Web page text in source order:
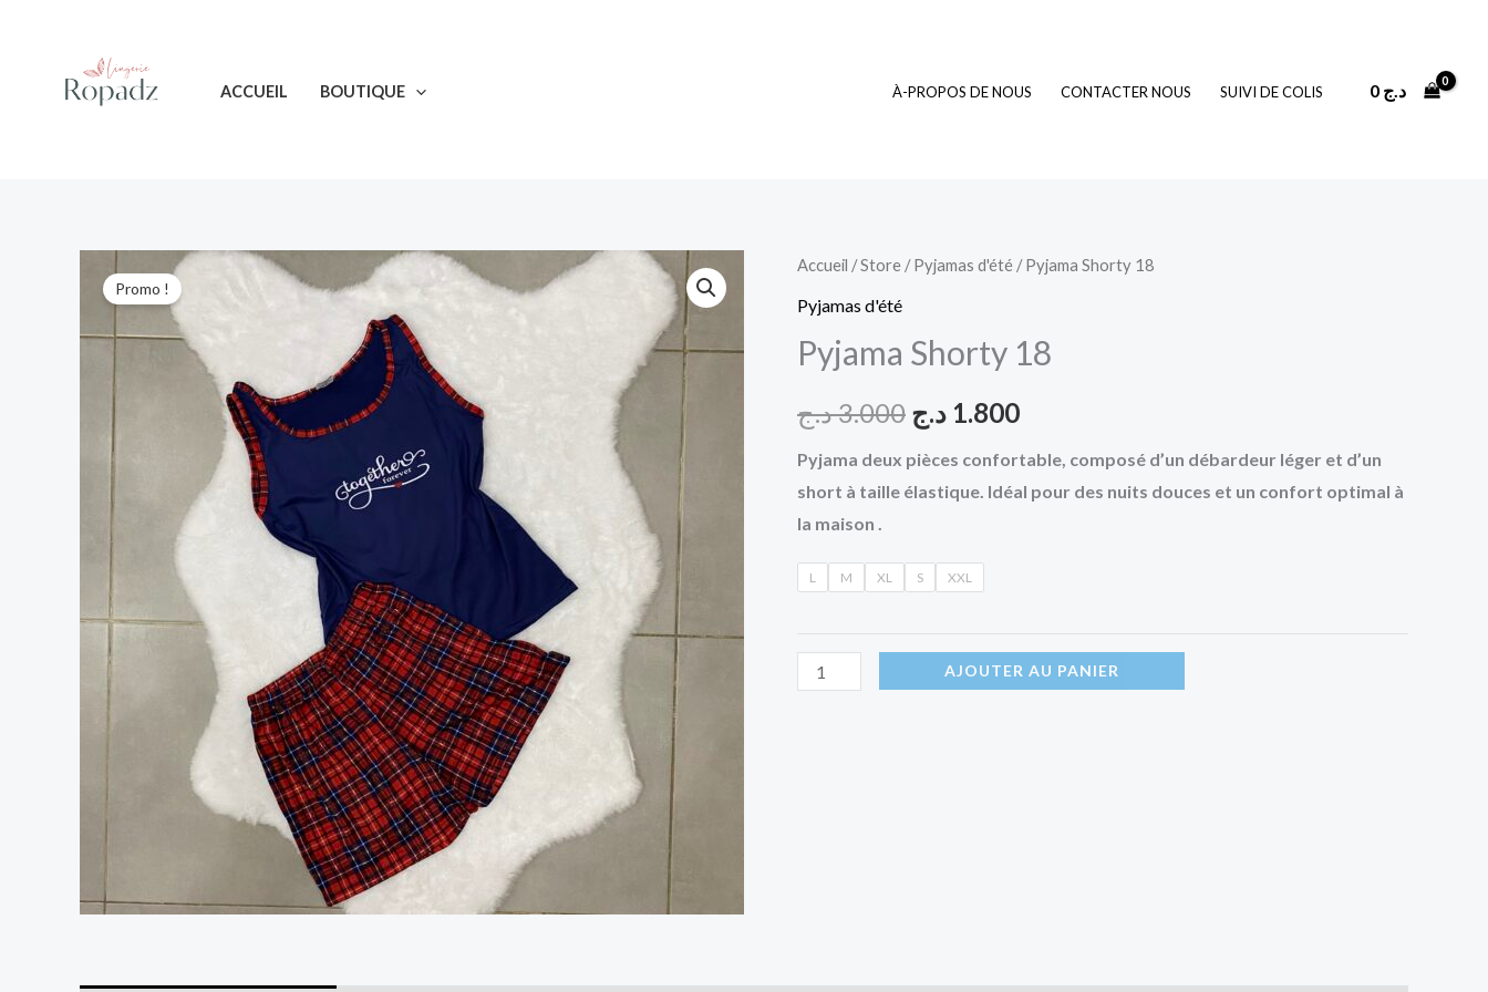
ACCUEIL BOUTIQUE À-PROPOS DE NOUS CONTACTER NOUS SUIVI DE COLIS 0 د.ج
Promo !
Accueil /Store /Pyjamas d'été / Pyjama Shorty 18
Pyjamas d'été
Pyjama Shorty 18
3.000د.ج
Le
initial
était :
3.000 د.ج.
1.800 د.ج
Le
actuel
est :
1.800 د.ج.
Pyjama deux pièces confortable, composé d’un débardeur léger et d’un
short à taille élastique. Idéal pour des nuits douces et un confort optimal à
la maison .
L M XL S XXL
quantité
de
Shorty
AJOUTER AU PANIER